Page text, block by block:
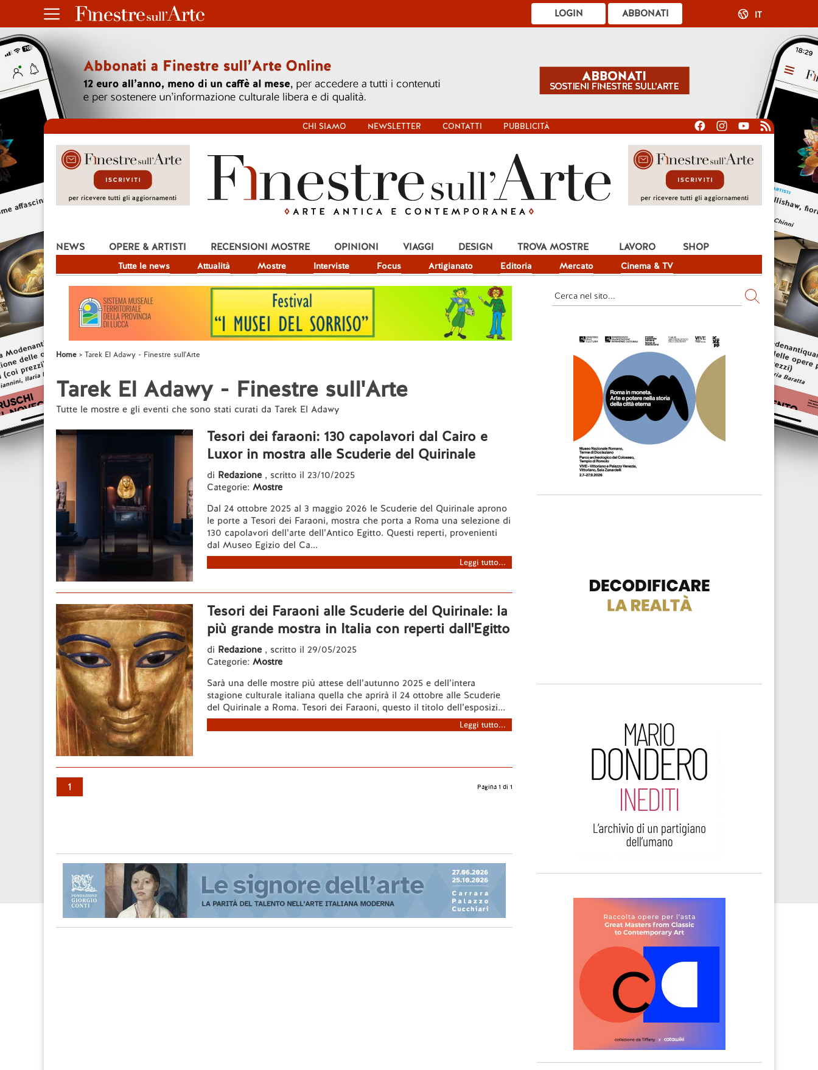
ABBONATI
LOGIN IT
CHI SIAMO NEWSLETTER CONTATTI PUBBLICITÀ
NEWS
Tutte le news Attualità Mostre Interviste Focus Artigianato Editoria Mercato Cinema & TV
OPERE & ARTISTI RECENSIONI MOSTRE OPINIONI VIAGGI DESIGN TROVA MOSTRE LAVORO SHOP
Home Tarek El Adawy - Finestre sull'Arte
Tarek El Adawy - Finestre sull'Arte
Tutte le mostre e gli eventi che sono stati curati da Tarek El Adawy
Tesori dei faraoni: 130 capolavori dal Cairo e
Luxor in mostra alle Scuderie del Quirinale
di Redazione , scritto il 23/10/2025
Categorie: Mostre
Dal 24 ottobre 2025 al 3 maggio 2026 le Scuderie del Quirinale aprono
le porte a Tesori dei Faraoni, mostra che porta a Roma una selezione di
130 capolavori dell’arte dell’Antico Egitto. Questi reperti, provenienti
dal Museo Egizio del Ca...
Leggi tutto...
Tesori dei Faraoni alle Scuderie del Quirinale: la
più grande mostra in Italia con reperti dall'Egitto
di Redazione , scritto il 29/05/2025
Categorie: Mostre
Sarà una delle mostre più attese dell’autunno 2025 e dell’intera
stagione culturale italiana quella che aprirà il 24 ottobre alle Scuderie
del Quirinale a Roma. Tesori dei Faraoni, questo il titolo dell’esposizi...
Leggi tutto...
1 Pagina 1 di 1